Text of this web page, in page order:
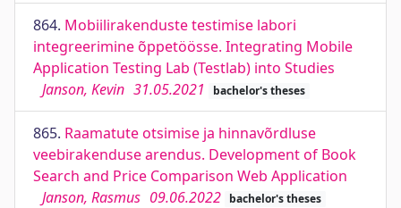
864. Mobiilirakenduste testimise labori
integreerimine õppetöösse. Integrating Mobile
Application Testing Lab (Testlab) into Studies
Janson, Kevin 31.05.2021 bachelor's theses
865. Raamatute otsimise ja hinnavõrdluse
veebirakenduse arendus. Development of Book
Search and Price Comparison Web Application
Janson, Rasmus 09.06.2022 bachelor's theses